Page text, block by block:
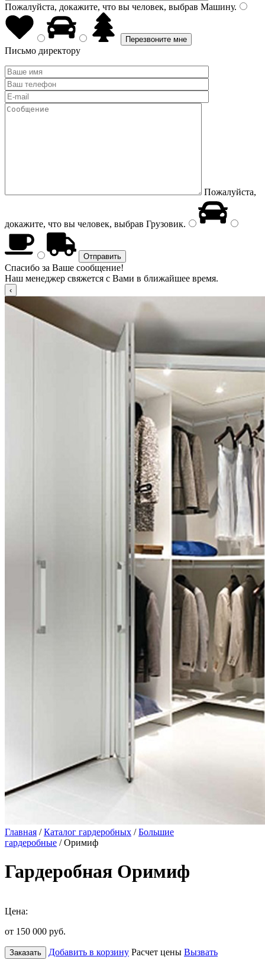
Пожалуйста, докажите, что вы человек, выбрав Машину.
Письмо директору
Пожалуйста,
докажите, что вы человек, выбрав Грузовик.
Спасибо за Ваше сообщение!
Наш менеджер свяжется с Вами в ближайшее время.
Главная /Каталог гардеробных /Большие
гардеробные / Оримиф
Гардеробная Оримиф
Цена:
от 150 000 руб.
Заказать Добавить в корзину Расчет цены Вызвать